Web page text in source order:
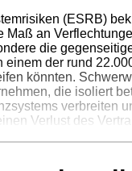
(ESRB)
an
die
der rund
könnten.
die isoliert
verbreiten
Verlust des